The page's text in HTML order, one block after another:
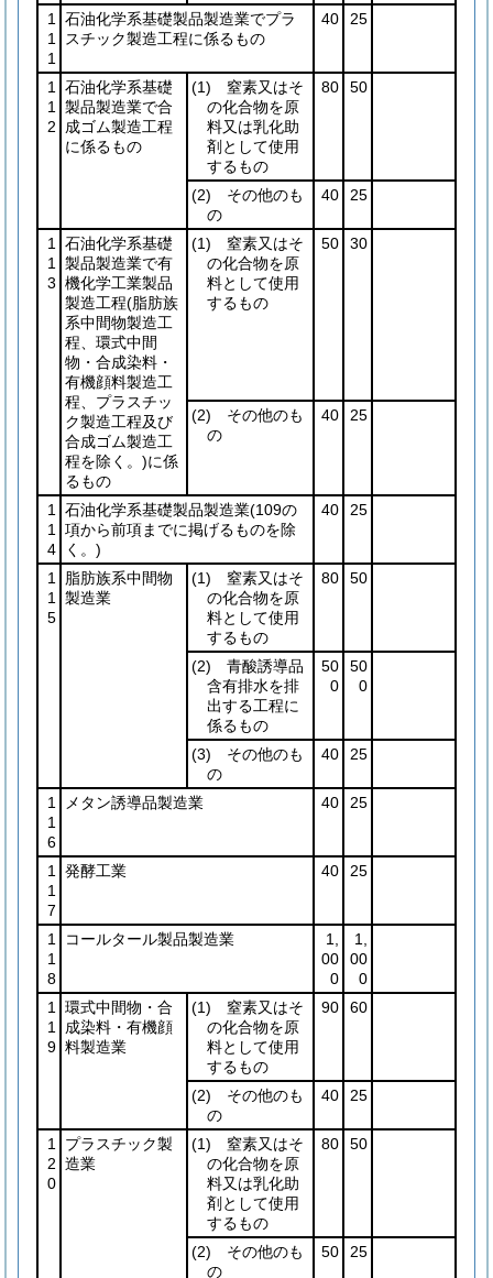
1
1
1
石油化学系基礎製品製造業でプラ
スチック製造工程に係るもの
40 25
1
1
2
石油化学系基礎
製品製造業で合
成ゴム製造工程
に係るもの
(1) 窒素又はそ
の化合物を原
料又は乳化助
剤として使用
するもの
80 50
(2) その他のも
の
40 25
1
1
3
石油化学系基礎
製品製造業で有
機化学工業製品
製造工程(脂肪族
系中間物製造工
程、環式中間
物・合成染料・
有機顔料製造工
程、プラスチッ
ク製造工程及び
合成ゴム製造工
程を除く。)に係
るもの
(1) 窒素又はそ
の化合物を原
料として使用
するもの
50 30
(2) その他のも
の
40 25
1
1
4
石油化学系基礎製品製造業(109の
項から前項までに掲げるものを除
く。)
40 25
1
1
5
脂肪族系中間物
製造業
(1) 窒素又はそ
の化合物を原
料として使用
するもの
80 50
(2) 青酸誘導品
含有排水を排
出する工程に
係るもの
50
0
50
0
(3) その他のも
の
40 25
1
1
6
メタン誘導品製造業 40 25
1
1
7
発酵工業 40 25
1
1
8
コールタール製品製造業
1,
00
0
1,
00
0
1
1
9
環式中間物・合
成染料・有機顔
料製造業
(1) 窒素又はそ
の化合物を原
料として使用
するもの
90 60
(2) その他のも
の
40 25
1
2
0
プラスチック製
造業
(1) 窒素又はそ
の化合物を原
料又は乳化助
剤として使用
するもの
80 50
(2) その他のも
の
50 25